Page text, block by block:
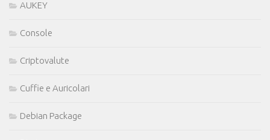
AUKEY
Console
Criptovalute
Cuffie e Auricolari
Debian Package